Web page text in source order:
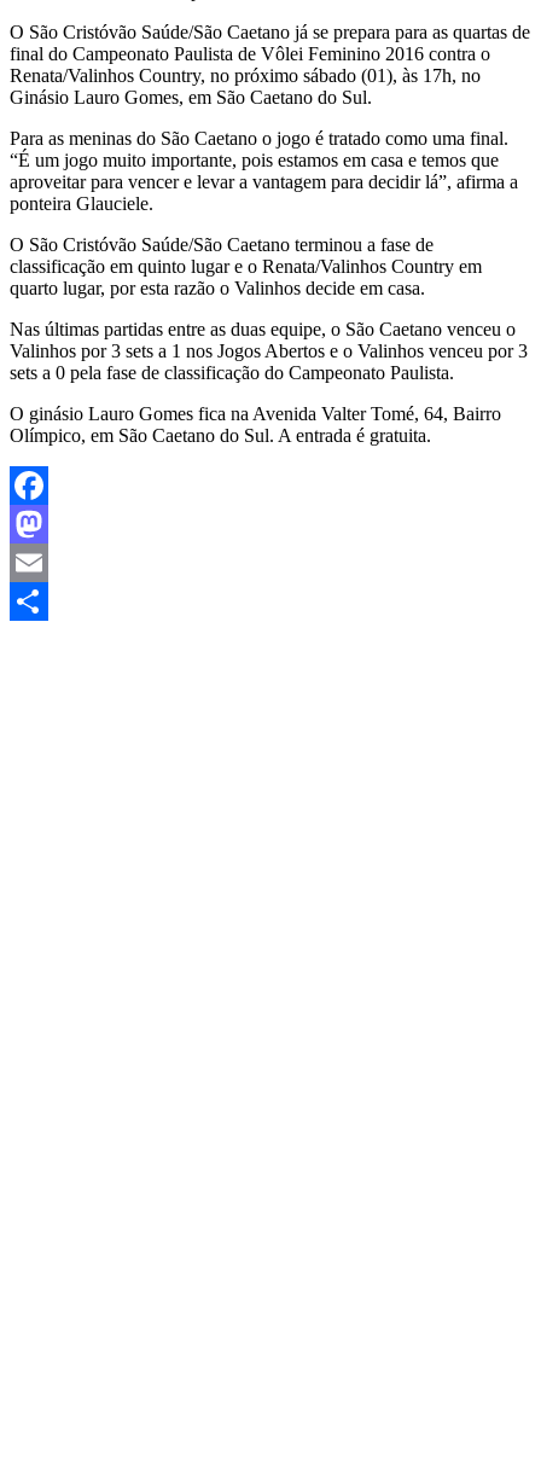
O São Cristóvão Saúde/São Caetano já se prepara para as quartas de
final do Campeonato Paulista de Vôlei Feminino 2016 contra o
Renata/Valinhos Country, no próximo sábado (01), às 17h, no
Ginásio Lauro Gomes, em São Caetano do Sul.
Para as meninas do São Caetano o jogo é tratado como uma final.
“É um jogo muito importante, pois estamos em casa e temos que
aproveitar para vencer e levar a vantagem para decidir lá”, afirma a
ponteira Glauciele.
O São Cristóvão Saúde/São Caetano terminou a fase de
classificação em quinto lugar e o Renata/Valinhos Country em
quarto lugar, por esta razão o Valinhos decide em casa.
Nas últimas partidas entre as duas equipe, o São Caetano venceu o
Valinhos por 3 sets a 1 nos Jogos Abertos e o Valinhos venceu por 3
sets a 0 pela fase de classificação do Campeonato Paulista.
O ginásio Lauro Gomes fica na Avenida Valter Tomé, 64, Bairro
Olímpico, em São Caetano do Sul. A entrada é gratuita.
Facebook
Mastodon
Email